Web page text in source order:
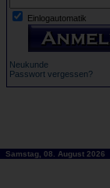
Einlogautomatik
Neukunde
Passwort vergessen?
Samstag, 08. August 2026